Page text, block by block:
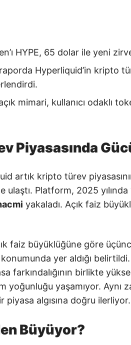
HYPE, 65 dolar ile yeni
raporda Hyperliquid’in kripto
mimari, kullanıcı odaklı
Piyasasında
artık kripto türev
ulaştı. Platform, 2025 yılında
yakaladı. Açık faiz
faiz büyüklüğüne göre
yer aldığı
farkındalığının birlikte
yoğunluğu yaşamıyor. Aynı
piyasa algısına doğru ilerliyor.
Büyüyor?